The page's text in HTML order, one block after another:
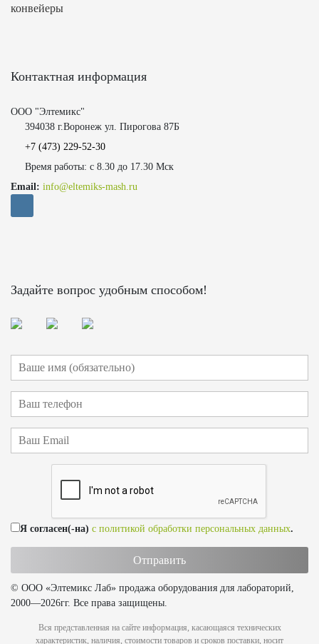
конвейеры
Контактная информация
ООО "Элтемикс"
394038 г.Воронеж ул. Пирогова 87Б
+7 (473) 229-52-30
Время работы: с 8.30 до 17.30 Мск
Email: info@eltemiks-mash.ru
Задайте вопрос удобным способом!
Я согласен(-на) с политикой обработки персональных данных.
© ООО «Элтемикс Лаб» продажа оборудования для лабораторий,
2000—2026гг. Все права защищены.
Вся представленная на сайте информация, касающаяся технических
характеристик, наличия, стоимости товаров и сроков поставки, носит